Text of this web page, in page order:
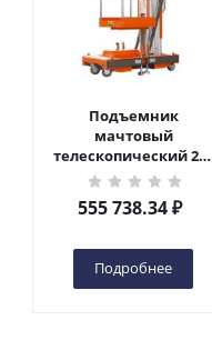
Подъемник
мачтовый
телескопический 200
кг 6 м TOR GTWY6-200S
DC 2-мачтовый
(автономный) (G) в
555 738.34₽
Подробнее